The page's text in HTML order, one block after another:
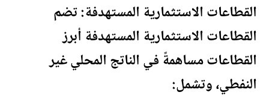
القطاعات الاستثمارية المستهدفة: تضم
القطاعات الاستثمارية المستهدفة أبرز
القطاعات مساهمةً في الناتج المحلي غير
النفطي، وتشمل: